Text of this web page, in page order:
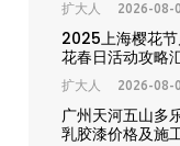
扩大人 2026-08-
2025上海樱花
花春日活动攻略
扩大人 2026-08-
广州天河五山多
乳胶漆价格及施